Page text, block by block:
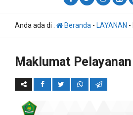
Anda ada di : Beranda - LAYANAN -
Maklumat Pelayanan